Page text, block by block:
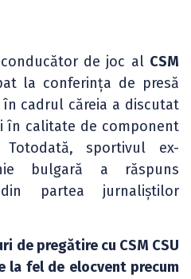
de joc al CSM
la conferința de presă
în cadrul căreia a discutat
în calitate de component
sportivul ex-
bulgară a răspuns
partea jurnaliștilor
de pregătire cu CSM CSU
la fel de elocvent precum